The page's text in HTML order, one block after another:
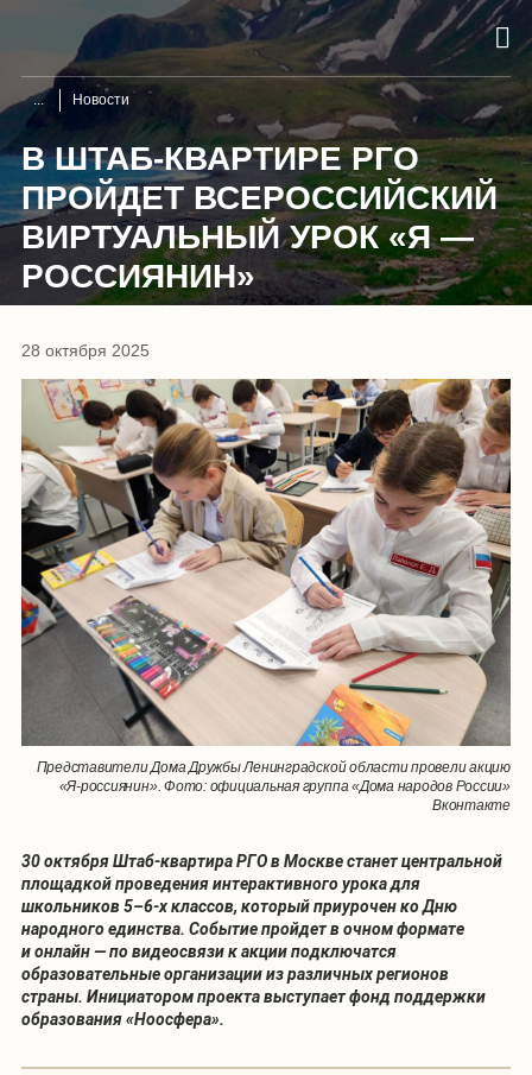
Новости
В ШТАБ-КВАРТИРЕ РГО
ПРОЙДЕТ ВСЕРОССИЙСКИЙ
ВИРТУАЛЬНЫЙ УРОК «Я —
РОССИЯНИН»
28 октября 2025
Представители Дома Дружбы Ленинградской области провели акцию
«Я-россиянин». Фото: официальная группа «Дома народов России»
Вконтакте
30 октября Штаб-квартира РГО в Москве станет центральной
площадкой проведения интерактивного урока для
школьников 5–6-х классов, который приурочен ко Дню
народного единства. Событие пройдет в очном формате
и онлайн — по видеосвязи к акции подключатся
образовательные организации из различных регионов
страны. Инициатором проекта выступает фонд поддержки
образования «Ноосфера».